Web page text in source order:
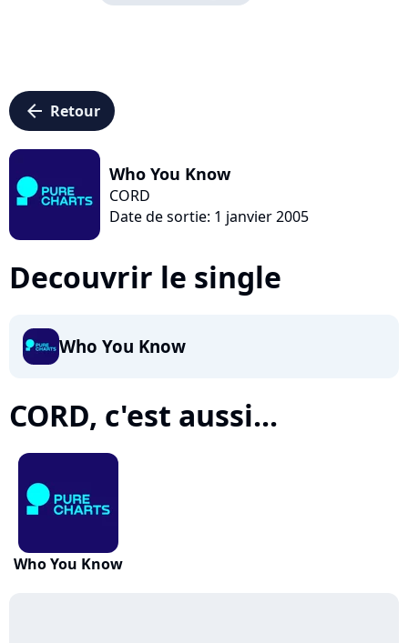
arrow_left Retour
Who You Know
CORD
Date de sortie: 1 janvier 2005
Decouvrir le single
Who You Know
CORD, c'est aussi...
Who You Know